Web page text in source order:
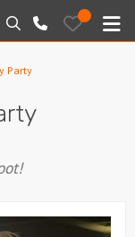
Zoeken
020-
6260016
Bewaarde
uitjes
Party